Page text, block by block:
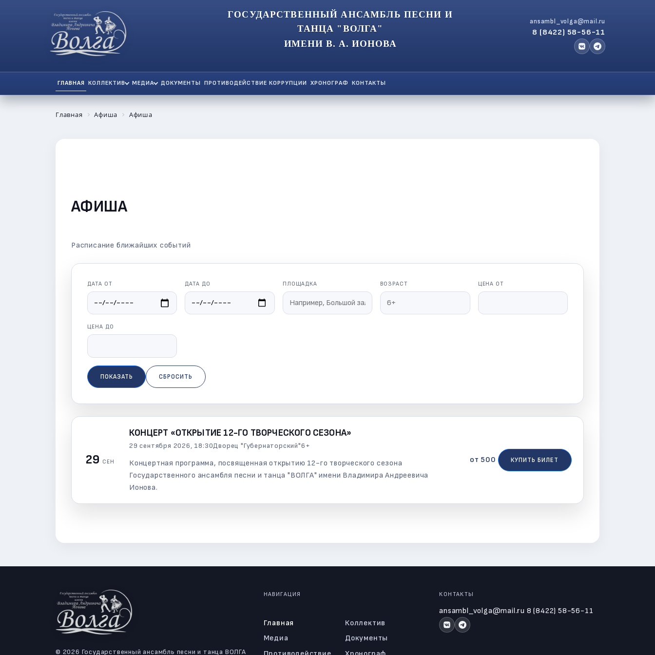
ГОСУДАРСТВЕННЫЙ АНСАМБЛЬ ПЕСНИ И
ТАНЦА "ВОЛГА"
ИМЕНИ В. А. ИОНОВА
ansambl_volga@mail.ru
8 (8422) 58-56-11
ГЛАВНАЯ КОЛЛЕКТИВ МЕДИА ДОКУМЕНТЫ ПРОТИВОДЕЙСТВИЕ КОРРУПЦИИ ХРОНОГРАФ КОНТАКТЫ
Главная Афиша Афиша
АФИША
Расписание ближайших событий
ДАТА ОТ ДАТА ДО ПЛОЩАДКА ВОЗРАСТ ЦЕНА ОТ
ЦЕНА ДО
ПОКАЗАТЬ СБРОСИТЬ
29 СЕН
КОНЦЕРТ «ОТКРЫТИЕ 12-ГО ТВОРЧЕСКОГО СЕЗОНА»
29 сентября 2026, 18:30Дворец "Губернаторский"6+
Концертная программа, посвященная открытию 12-го творческого сезона
Государственного ансамбля песни и танца "ВОЛГА" имени Владимира Андреевича
Ионова.
от 500 КУПИТЬ БИЛЕТ
© 2026 Государственный ансамбль песни и танца ВОЛГА
НАВИГАЦИЯ
Главная
Коллектив
Медиа
Документы
КОНТАКТЫ
ansambl_volga@mail.ru 8 (8422) 58-56-11